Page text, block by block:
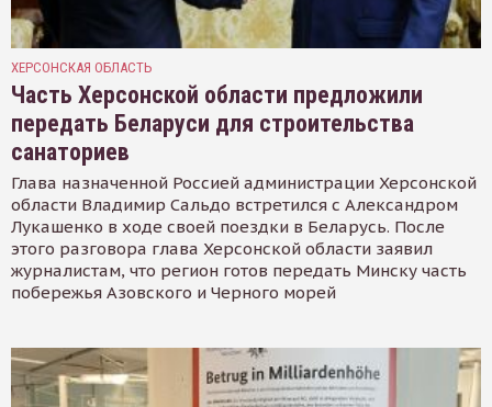
ХЕРСОНСКАЯ ОБЛАСТЬ
Часть Херсонской области предложили
передать Беларуси для строительства
санаториев
Глава назначенной Россией администрации Херсонской
области Владимир Сальдо встретился с Александром
Лукашенко в ходе своей поездки в Беларусь. После
этого разговора глава Херсонской области заявил
журналистам, что регион готов передать Минску часть
побережья Азовского и Черного морей